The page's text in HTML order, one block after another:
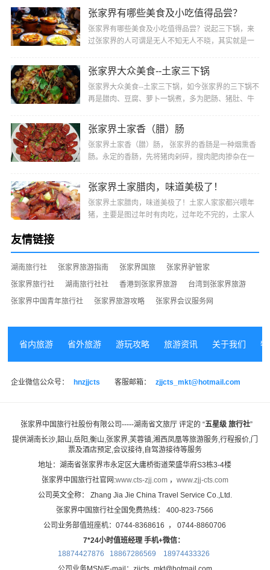
张家界有哪些美食及小吃值得品尝？
张家界有哪些美食及小吃值得品尝？说起三下锅，来
过张家界的人可谓是无人不知无人不晓，其实就是一
肠、···
张家界大众美食--土家三下锅
张家界大众美食--土家三下锅，如今张家界的三下锅不
再是腊肉、豆腐、萝卜一锅煮，多为肥肠、猪肚、牛
···
张家界土家香（腊）肠
张家界土家香（腊）肠， 张家界的香肠是一种烟熏香
肠。永定的香肠，先将猪肉剁碎，搜肉肥肉掺杂在一
搅···
张家界土家腊肉，味道美极了！
张家界土家腊肉，味道美极了！土家人家家都兴喂年
猪，主要是图过年时有肉吃，过年吃不完的，土家人
友情链接
湖南旅行社 张家界旅游指南 张家界国旅
张家界驴管家
张家界旅行社
湖南旅行社社 香港到张家界旅游
台湾到张家界旅游
张家界中国青年旅行社
张家界旅游攻略 张家界会议服务网
省内旅游 省外旅游 游玩攻略 旅游资讯 关于我们
企业微信公众号： hnzjjcts 客服邮箱： zjjcts_mkt@hotmail.com
张家界中国旅行社股份有限公司-----湖南省文旅厅 评定的 “五星级 旅行社”
提供湖南长沙,韶山,岳阳,衡山,张家界,芙蓉镇,湘西凤凰等旅游服务,行程报价,门
票及酒店预定,会议接待,自驾游接待等服务
地址：湖南省张家界市永定区大庸桥街道荣盛华府S3栋3-4楼
张家界中国旅行社官网:www.cts-zjj.com， www.zjj-cts.com
公司英文全称： Zhang Jia Jie China Travel Service Co.,Ltd.
张家界中国旅行社全国免费热线： 400-823-7566
公司业务部值班座机：0744-8368616 ， 0744-8860706
7*24小时值班经理 手机+微信：
18874427876 18867286569 18974433326